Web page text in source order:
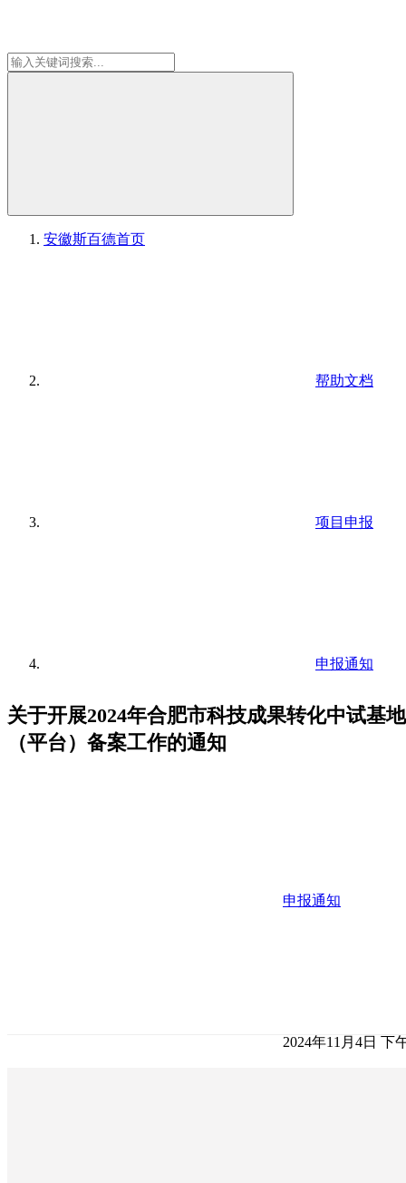
安徽斯百德首页
帮助文档
项目申报
申报通知
关于开展2024年合肥市科技成果转化中试基地
（平台）备案工作的通知
申报通知
2024年11月4日 下